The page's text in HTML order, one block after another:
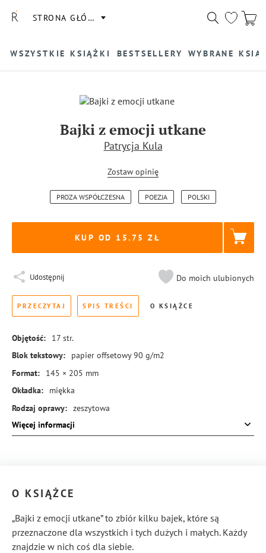
STRONA GŁÓWNA
WSZYSTKIE KSIĄŻKI BESTSELLERY WYBRANE
Bajki z emocji utkane
Patrycja Kula
Zostaw opinię
PROZA WSPÓŁCZESNA POEZJA POLSKI
KUP OD 15.75
Udostępnij Do moich ulubionych
PRZECZYTAJ SPIS TREŚCI O KSIĄŻCE
Objętość: 17 str.
Blok tekstowy:
papier offsetowy 90 g/m2
Format:
145 × 205 mm
Okładka:
miękka
Rodzaj oprawy: zeszytowa
ISBN:
978-83-8273-434-8
Więcej informacji
O KSIĄŻCE
„Bajki z emocji utkane” to zbiór kilku bajek, które są
przeznaczone dla wszystkich i tych dużych i małych. Każdy
znajdzie w nich coś dla siebie.